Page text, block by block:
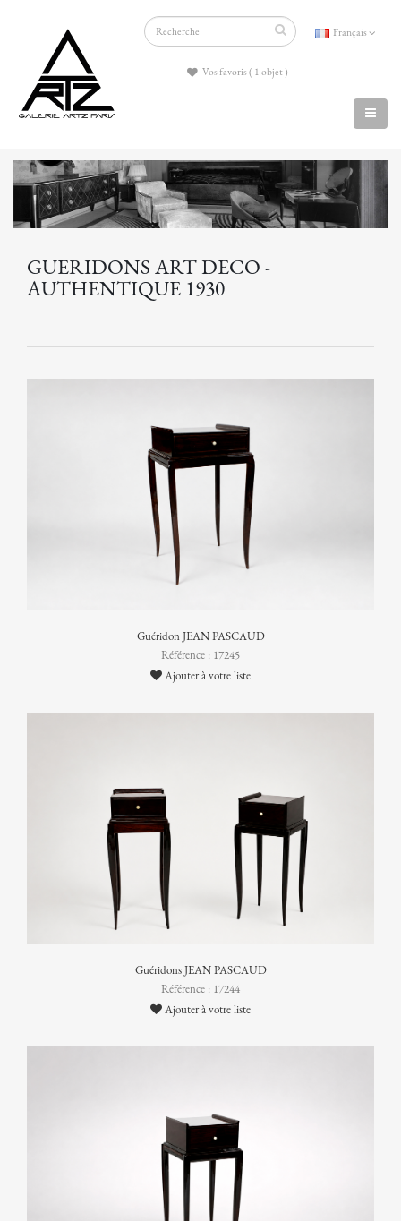
Français
Vos favoris ( 1 objet )
GUERIDONS ART DECO -
AUTHENTIQUE 1930
Guéridon JEAN PASCAUD
Référence : 17245
Ajouter à votre liste
Guéridons JEAN PASCAUD
Référence : 17244
Ajouter à votre liste